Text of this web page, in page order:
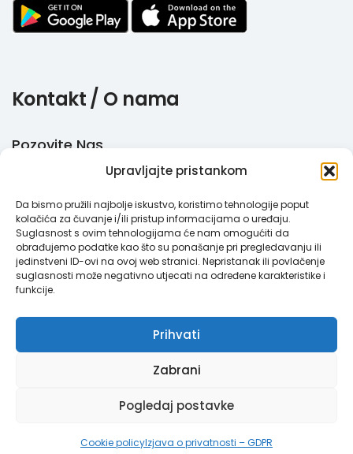
Upravljajte pristankom
Da bismo pružili najbolje iskustvo, koristimo tehnologije poput
kolačića za čuvanje i/ili pristup informacijama o uređaju.
Suglasnost s ovim tehnologijama će nam omogućiti da
obrađujemo podatke kao što su ponašanje pri pregledavanju ili
jedinstveni ID-ovi na ovoj web stranici. Nepristanak ili povlačenje
suglasnosti može negativno utjecati na određene karakteristike i
funkcije.
Prihvati
Zabrani
Pogledaj postavke
Cookie policyIzjava o privatnosti – GDPR
Kontakt / O nama
Pozovite Nas
+385 51 770 710
Email
info@megabooker.hr
WhatsApp / Viber